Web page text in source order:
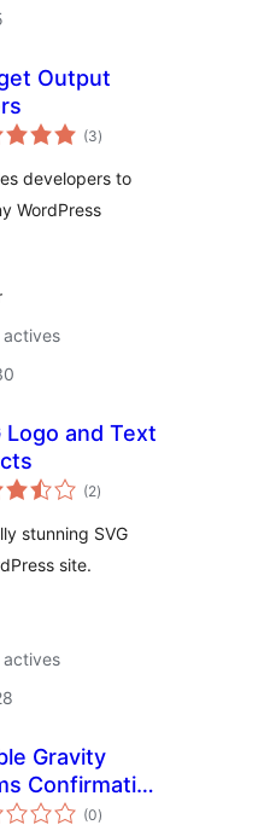
Output
(3notes
en
)
developers to
WordPress
actives
Logo and Text
(2notes
en
)
stunning SVG
site.
actives
Gravity
Confirmation
(0notes
en
)